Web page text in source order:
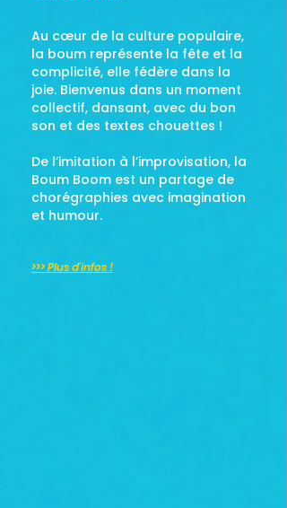
Au cœur de la culture populaire,
la boum représente la fête et la
complicité, elle fédère dans la
joie. Bienvenus dans un moment
collectif, dansant, avec du bon
son et des textes chouettes !
De l’imitation à l’improvisation, la
Boum Boom est un partage de
chorégraphies avec imagination
et humour.
>>> Plus d'infos !